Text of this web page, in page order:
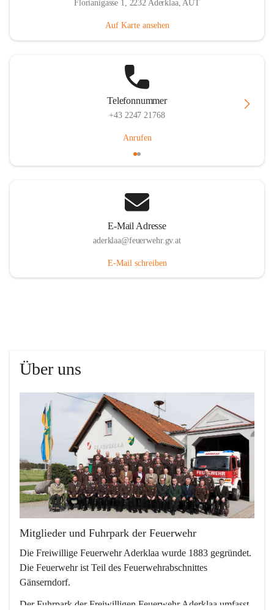
Florianigasse 1, 2232 Aderklaa, AUT
Auf Karte ansehen
Telefonnummer
+43 2247 21768
Anrufen
E-Mail Adresse
aderklaa@feuerwehr.gv.at
E-Mail schreiben
Über uns
Mitglieder und Fuhrpark der Feuerwehr
Die Freiwillige Feuerwehr Aderklaa wurde 1883 gegründet.
Die Feuerwehr ist Teil des Feuerwehrabschnittes
Gänserndorf.
Der Fuhrpark der Freiwilligen Feuerwehr Aderklaa umfasst